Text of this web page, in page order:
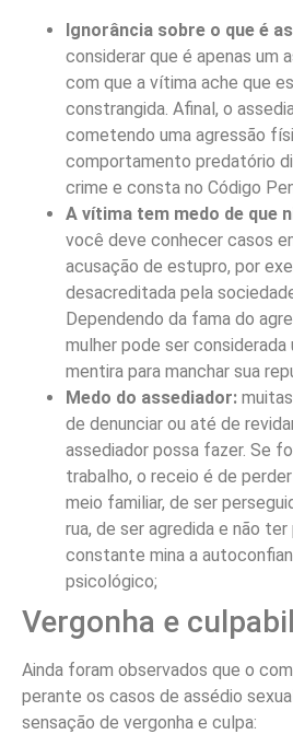
Ignorância sobre o que é
considerar que é apenas um
com que a vítima ache que
constrangida. Afinal, o
cometendo uma agressão
comportamento predatório
crime e consta no Código
A vítima tem medo de que
você deve conhecer casos
acusação de estupro, por
desacreditada pela
Dependendo da fama do
mulher pode ser considerada
mentira para manchar sua
Medo do assediador:
de denunciar ou até de
assediador possa fazer. Se
trabalho, o receio é de
meio familiar, de ser
rua, de ser agredida e não
constante mina a
psicológico;
Vergonha e
Ainda foram observados que o
perante os casos de assédio
sensação de vergonha e culpa: